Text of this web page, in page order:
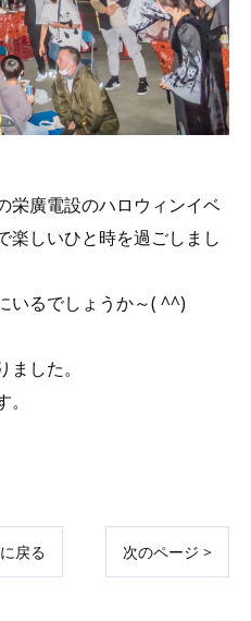
栄廣電設のハロウィンイベ
楽しいひと時を過ごしまし
いるでしょうか～( ^^)
した。
戻る 次のページ >